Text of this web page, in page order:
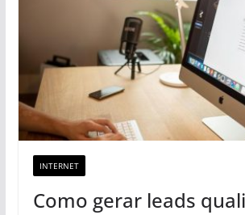
INTERNET
Como gerar leads